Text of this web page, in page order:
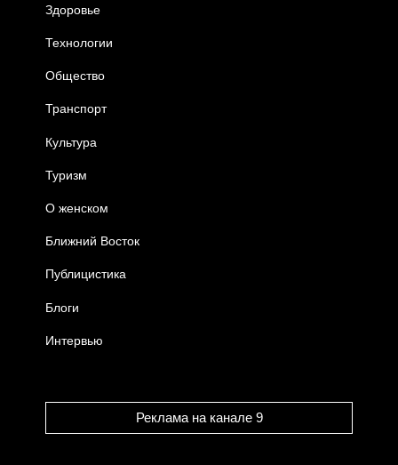
Здоровье
Технологии
Общество
Транспорт
Культура
Туризм
О женском
Ближний Восток
Публицистика
Блоги
Интервью
Реклама на канале 9